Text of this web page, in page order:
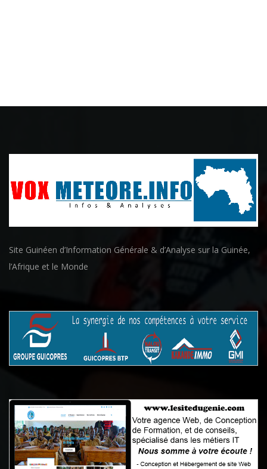
Site Guinéen d’Information Générale & d’Analyse sur la Guinée,
l’Afrique et le Monde